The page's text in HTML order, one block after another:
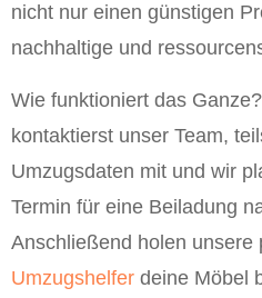
nicht nur einen günstigen
nachhaltige und
Wie funktioniert das
kontaktierst unser Team,
Umzugsdaten mit und wir
Termin für eine Beiladung
Anschließend holen unsere
Umzugshelfer deine Möbel